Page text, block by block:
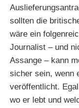
sollten die
wäre ein
Journalist – und
Assange – kann
sicher sein, wenn
veröffentlicht.
wo er lebt und